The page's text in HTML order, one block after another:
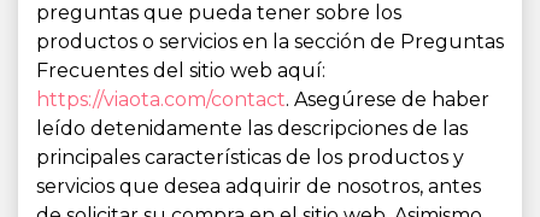
preguntas que pueda tener sobre los
productos o servicios en la sección de Preguntas
Frecuentes del sitio web aquí:
https://viaota.com/contact. Asegúrese de haber
leído detenidamente las descripciones de las
principales características de los productos y
servicios que desea adquirir de nosotros, antes